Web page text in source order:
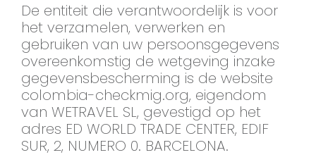
De entiteit die verantwoordelijk is voor
het verzamelen, verwerken en
gebruiken van uw persoonsgegevens
overeenkomstig de wetgeving inzake
gegevensbescherming is de website
colombia-checkmig.org, eigendom
van WETRAVEL SL, gevestigd op het
adres ED WORLD TRADE CENTER, EDIF
SUR, 2, NUMERO 0. BARCELONA.